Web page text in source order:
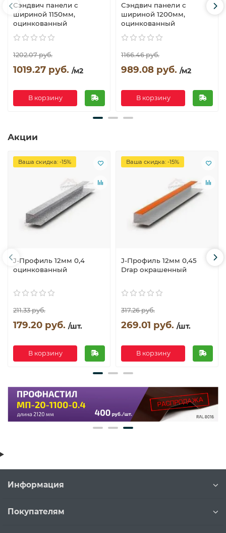
Сэндвич панели с
шириной 1150мм,
оцинкованный
1202.07 руб.
1019.27 руб. /м2
В корзину
Сэндвич панели с
шириной 1200мм,
оцинкованный
1166.46 руб.
989.08 руб. /м2
В корзину
Акции
Ваша скидка: -15%
J-Профиль 12мм 0,4
оцинкованный
211.33 руб.
179.20 руб. /шт.
В корзину
Ваша скидка: -15%
J-Профиль 12мм 0,45
Drap окрашенный
317.26 руб.
269.01 руб. /шт.
В корзину
Информация
Покупателям